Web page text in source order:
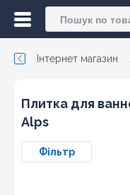
Інтернет магазин
Плитка для
Alps
Фільтр